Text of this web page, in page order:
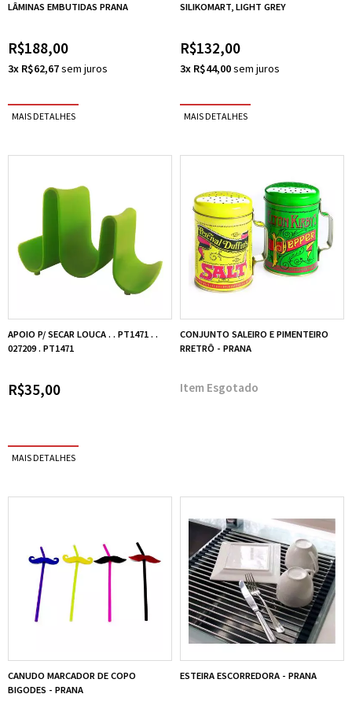
LÂMINAS EMBUTIDAS PRANA
R$188,00
3x R$62,67
SILIKOMART, LIGHT GREY
R$132,00
3x R$44,00
APOIO P/ SECAR LOUCA . . PT1471 . .
027209 . PT1471
R$35,00
CONJUNTO SALEIRO E PIMENTEIRO
RRETRÔ - PRANA
Esgotado
CANUDO MARCADOR DE COPO
BIGODES - PRANA
ESTEIRA ESCORREDORA - PRANA